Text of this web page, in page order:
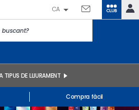
IDENTIFICA'T
comprats a la botiga i online
CA
TIPUS DE LLIURAMENT
Compra fàcil